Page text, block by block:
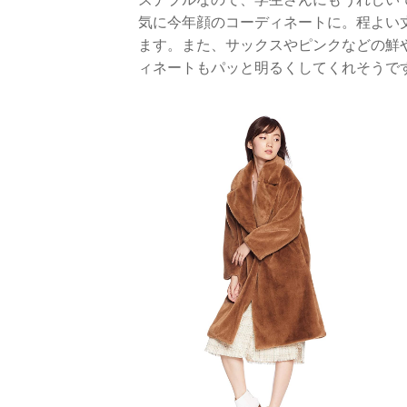
気に今年顔のコーディネートに。程よ
ます。また、サックスやピンクなどの
ィネートもパッと明るくしてくれそうで